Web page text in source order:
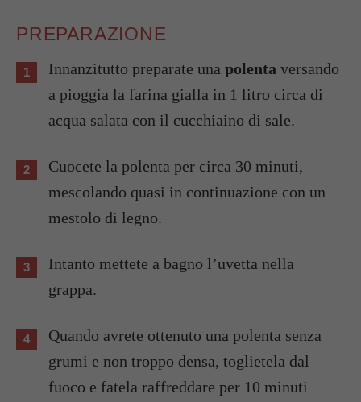
PREPARAZIONE
Innanzitutto preparate una polenta versando
a pioggia la farina gialla in 1 litro circa di
acqua salata con il cucchiaino di sale.
Cuocete la polenta per circa 30 minuti,
mescolando quasi in continuazione con un
mestolo di legno.
Intanto mettete a bagno l’uvetta nella
grappa.
Quando avrete ottenuto una polenta senza
grumi e non troppo densa, toglietela dal
fuoco e fatela raffreddare per 10 minuti